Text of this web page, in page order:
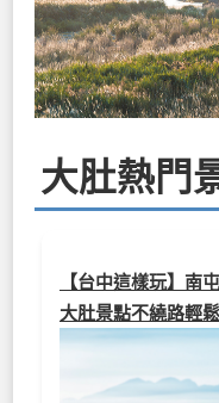
大肚熱門
【台中這樣玩】南
大肚景點不繞路輕